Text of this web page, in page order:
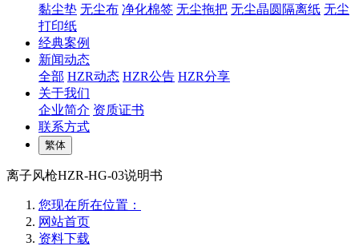
黏尘垫 无尘布 净化棉签 无尘拖把 无尘晶圆隔离纸 无尘
打印纸
经典案例
新闻动态
全部 HZR动态 HZR公告 HZR分享
关于我们
企业简介 资质证书
联系方式
繁体
离子风枪HZR-HG-03说明书
您现在所在位置：
网站首页
资料下载